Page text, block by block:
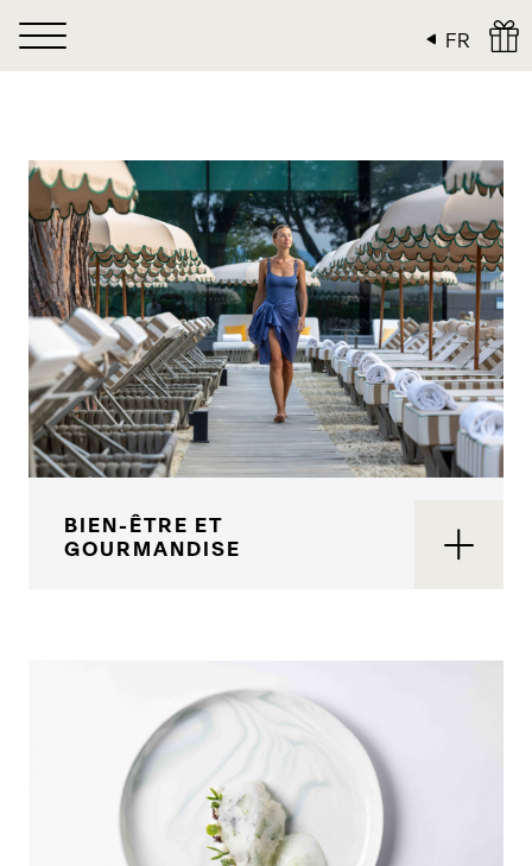
FR
BIEN-ÊTRE ET
GOURMANDISE